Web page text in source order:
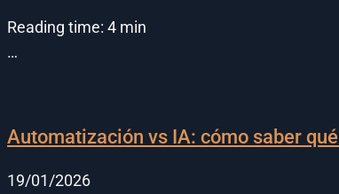
Reading time: 4 min
…
Automatización vs IA: cómo saber
19/01/2026